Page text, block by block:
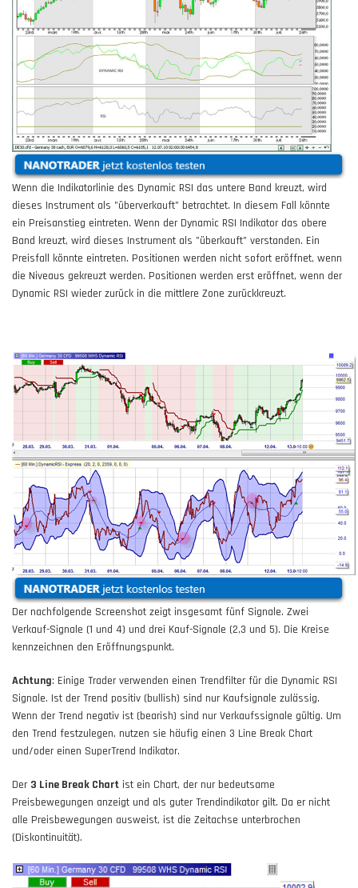
Wenn die Indikatorlinie des Dynamic RSI das untere Band kreuzt, wird
dieses Instrument als "überverkauft" betrachtet. In diesem Fall könnte
ein Preisanstieg eintreten. Wenn der Dynamic RSI Indikator das obere
Band kreuzt, wird dieses Instrument als "überkauft" verstanden. Ein
Preisfall könnte eintreten. Positionen werden nicht sofort eröffnet, wenn
die Niveaus gekreuzt werden. Positionen werden erst eröffnet, wenn der
Dynamic RSI wieder zurück in die mittlere Zone zurückkreuzt.
Der nachfolgende Screenshot zeigt insgesamt fünf Signale. Zwei
Verkauf-Signale (1 und 4) und drei Kauf-Signale (2,3 und 5). Die Kreise
kennzeichnen den Eröffnungspunkt.
Achtung: Einige Trader verwenden einen Trendfilter für die Dynamic RSI
Signale. Ist der Trend positiv (bullish) sind nur Kaufsignale zulässig.
Wenn der Trend negativ ist (bearish) sind nur Verkaufssignale gültig. Um
den Trend festzulegen, nutzen sie häufig einen 3 Line Break Chart
und/oder einen SuperTrend Indikator.
Der 3 Line Break Chart ist ein Chart, der nur bedeutsame
Preisbewegungen anzeigt und als guter Trendindikator gilt. Da er nicht
alle Preisbewegungen ausweist, ist die Zeitachse unterbrochen
(Diskontinuität).